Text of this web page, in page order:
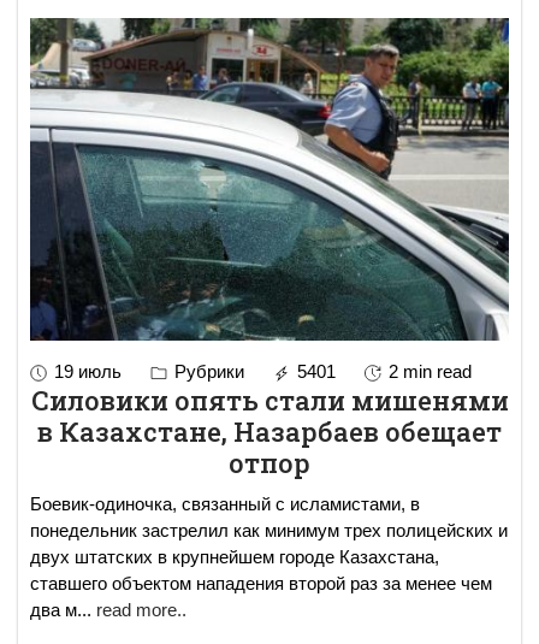
19 июль Рубрики 5401 2 min read
Силовики опять стали мишенями
в Казахстане, Назарбаев обещает
отпор
Боевик-одиночка, связанный с исламистами, в
понедельник застрелил как минимум трех полицейских и
двух штатских в крупнейшем городе Казахстана,
ставшего объектом нападения второй раз за менее чем
два м... read more..